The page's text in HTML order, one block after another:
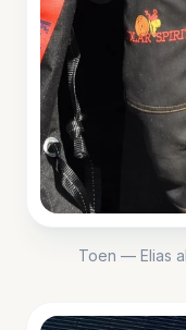
Toen — Elias